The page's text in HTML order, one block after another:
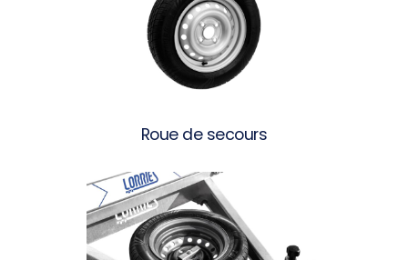
Roue de secours